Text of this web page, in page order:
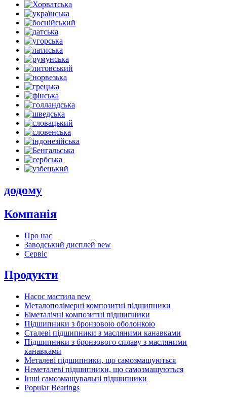
додому
Компанія
Про нас
Заводський дисплей new
Сервіс
Продукти
Насос мастила new
Металополімерні композитні підшипники
Біметалічні композитні підшипники
Підшипники з бронзовою оболонкою
Сталеві підшипники з масляними канавками
Підшипники з бронзового сплаву з масляними
канавками
Металеві підшипники, що самозмащуються
Неметалеві підшипники, що самозмащуються
Інші самозмащувальні підшипники
Popular Bearings